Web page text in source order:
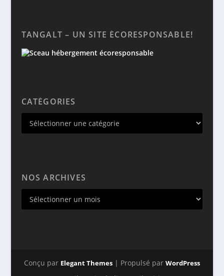
TANGALT – UN SITE ÉCORESPONSABLE!
CATÉGORIES
NOS ARCHIVES
Conçu par Elegant Themes| Propulsé par WordPress